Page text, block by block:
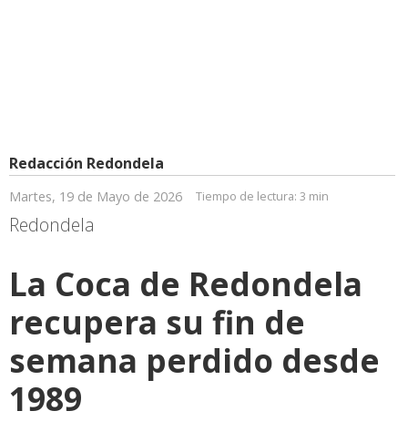
Redacción Redondela
Martes, 19 de Mayo de 2026 Tiempo de lectura: 3 min
Redondela
La Coca de Redondela
recupera su fin de
semana perdido desde
1989